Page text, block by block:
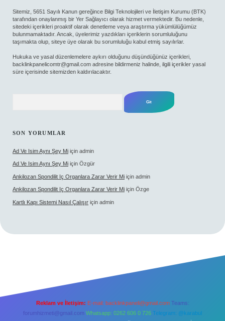
Sitemiz, 5651 Sayılı Kanun gereğince Bilgi Teknolojileri ve İletişim Kurumu (BTK)
tarafından onaylanmış bir Yer Sağlayıcı olarak hizmet vermektedir. Bu nedenle,
sitedeki içerikleri proaktif olarak denetleme veya araştırma yükümlülüğümüz
bulunmamaktadır. Ancak, üyelerimiz yazdıkları içeriklerin sorumluluğunu
taşımakta olup, siteye üye olarak bu sorumluluğu kabul etmiş sayılırlar.
Hukuka ve yasal düzenlemelere aykırı olduğunu düşündüğünüz içerikleri,
backlinkpanelicomtr@gmail.com adresine bildirmeniz halinde, ilgili içerikler yasal
süre içerisinde sitemizden kaldırılacaktır.
SON YORUMLAR
Ad Ve Isim Aynı Şey Mi için admin
Ad Ve Isim Aynı Şey Mi için Özgür
Ankilozan Spondilit Iç Organlara Zarar Verir Mi için admin
Ankilozan Spondilit Iç Organlara Zarar Verir Mi için Özge
Kartlı Kapı Sistemi Nasıl Çalışır için admin
Reklam ve İletişim: E-mail: backlinkpaneli@gmail.com Teams:
forumhizmeti@gmail.com Whatsapp: 0262 606 0 726 Telegram: @karabul